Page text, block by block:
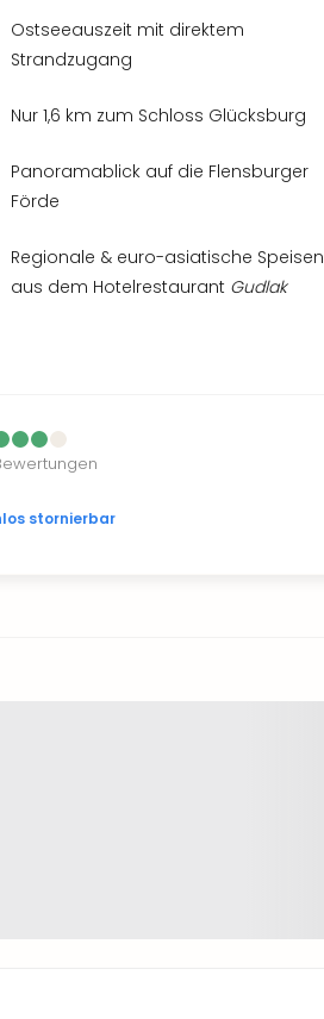
Ostseeauszeit mit direktem
Strandzugang
Nur 1,6 km zum Schloss Glücksburg
Panoramablick auf die Flensburger
Förde
Regionale & euro-asiatische Speisen
aus dem Hotelrestaurant Gudlak
stornierbar